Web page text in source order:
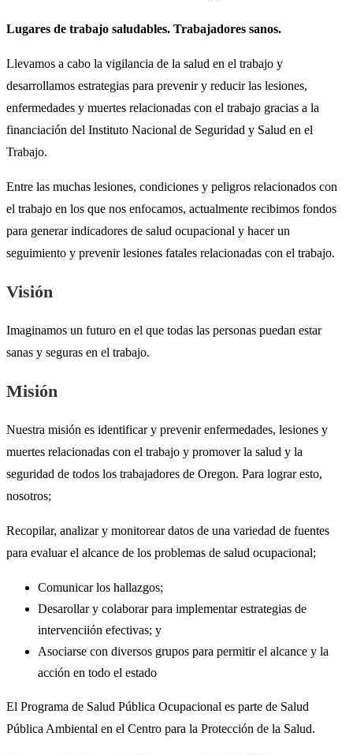
Lugares de trabajo saludables. Trabajadores sanos.
Llevamos a cabo la vigilancia de la salud en el trabajo y
desarrollamos estrategias para prevenir y reducir las lesiones,
enfermedades y muertes relacionadas con el trabajo gracias a la
financiación del Instituto Nacional de Seguridad y Salud en el
Trabajo.
Entre las muchas les​iones, condiciones y peligros relacionados con
el trabajo en los que nos enfocamos, actualmente recibimos fondos
para generar indicadores de salud ocupacional y hacer un
seguimiento y prevenir lesiones fatales relacionadas con el trabajo.
Visión
Imaginamos un futuro en el que todas las personas puedan estar
sanas y seguras en el trabajo.
Misión
Nuestra misión es identificar y prevenir enfermedades, lesiones y
muertes relacionadas con el trabajo y promover la salud y la
seguridad de todos los trabajadores de Oregon. Para lograr esto,
nosotros;
Recopilar, analizar y monitorear datos de una variedad de fuentes
para evaluar el alcance de los problemas de salud ocupacional;
Comunicar los hallazgos;​
Desarollar y colaborar para implementar estrategias de
intervenciión efectivas; y
Asociarse con diversos grupos para permitir el alcance y la
acción en todo el estado
El Programa de Salud Pública Ocupacional es parte de Salud
Pública Ambiental en el Centro para la Protección de la Salud.